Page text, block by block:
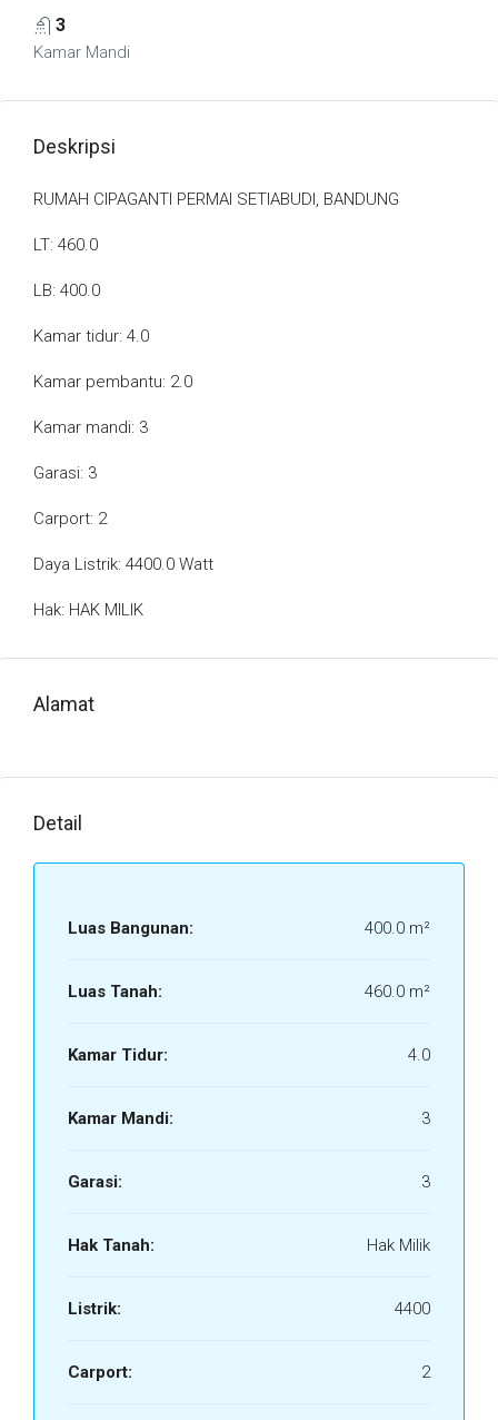
3
Kamar Mandi
Deskripsi
RUMAH CIPAGANTI PERMAI SETIABUDI, BANDUNG
LT: 460.0
LB: 400.0
Kamar tidur: 4.0
Kamar pembantu: 2.0
Kamar mandi: 3
Garasi: 3
Carport: 2
Daya Listrik: 4400.0 Watt
Hak: HAK MILIK
Alamat
Detail
Luas Bangunan: 400.0 m²
Luas Tanah: 460.0 m²
Kamar Tidur: 4.0
Kamar Mandi: 3
Garasi: 3
Hak Tanah: Hak Milik
Listrik: 4400
Carport: 2